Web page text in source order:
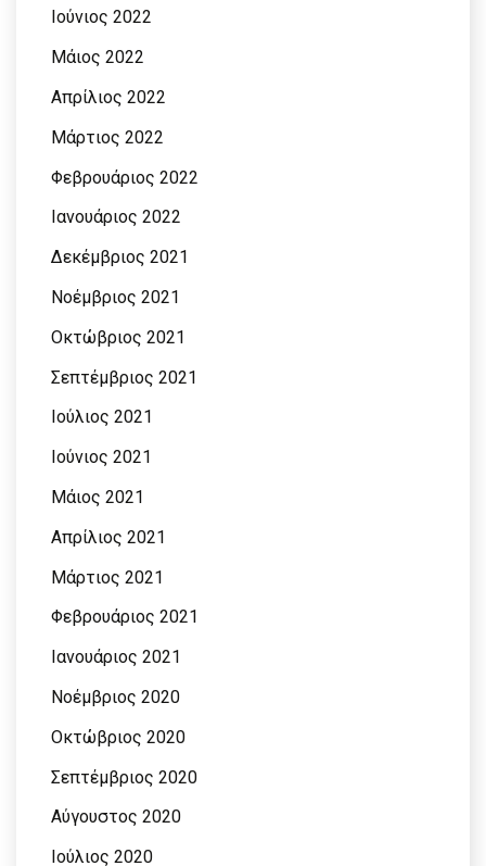
Ιούνιος 2022
Μάιος 2022
Απρίλιος 2022
Μάρτιος 2022
Φεβρουάριος 2022
Ιανουάριος 2022
Δεκέμβριος 2021
Νοέμβριος 2021
Οκτώβριος 2021
Σεπτέμβριος 2021
Ιούλιος 2021
Ιούνιος 2021
Μάιος 2021
Απρίλιος 2021
Μάρτιος 2021
Φεβρουάριος 2021
Ιανουάριος 2021
Νοέμβριος 2020
Οκτώβριος 2020
Σεπτέμβριος 2020
Αύγουστος 2020
Ιούλιος 2020